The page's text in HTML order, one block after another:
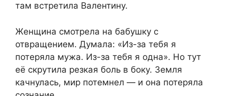
там встретила Валентину.
Женщина смотрела на бабушку с
отвращением. Думала: «Из-за тебя я
потеряла мужа. Из-за тебя я одна». Но тут
её скрутила резкая боль в боку. Земля
качнулась, мир потемнел — и она потеряла